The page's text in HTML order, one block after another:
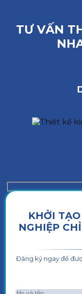
TƯ VẤN
KHỞI
NGHIỆP
Đăng ký ngay để